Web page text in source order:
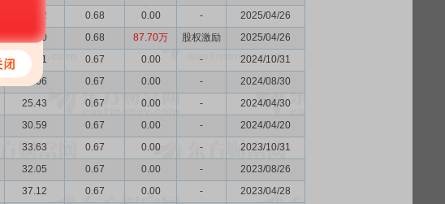
24.02 0.68 0.00 -
2025/04/26
24.30 0.68 87.70万 股权激励
2025/04/26
21.81 0.67 0.00 -
2024/10/31
21.06 0.67 0.00 -
2024/08/30
25.43 0.67 0.00 -
2024/04/30
30.59 0.67 0.00 -
2024/04/20
33.63 0.67 0.00 -
2023/10/31
32.05 0.67 0.00 -
2023/08/26
37.12 0.67 0.00 - 2023/04/28